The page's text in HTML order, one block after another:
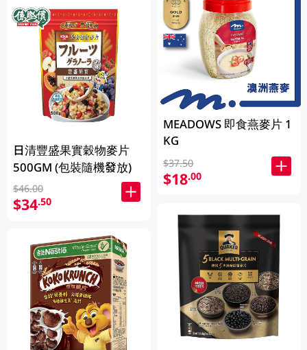
日清豐盛果實穀物麥片
500GM (包裝隨機發放)
$46.00
$34.50
MEADOWS 即食燕麥片 1
KG
$37.50
$18.00